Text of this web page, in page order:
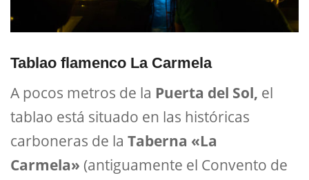
Tablao flamenco La Carmela
A pocos metros de la Puerta del Sol, el
tablao está situado en las históricas
carboneras de la Taberna «La
Carmela» (antiguamente el Convento de